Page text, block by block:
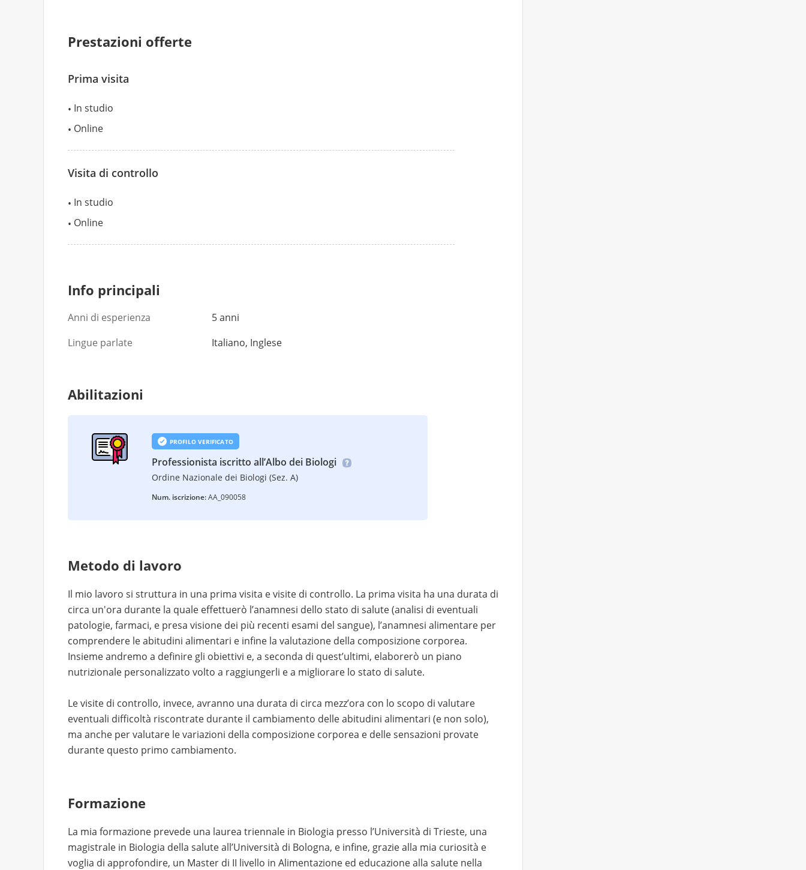
Prestazioni offerte
Prima visita
In studio
Online
Visita di controllo
In studio
Online
Info principali
Anni di esperienza
5 anni
Lingue parlate
Italiano, Inglese
Abilitazioni
PROFILO VERIFICATO
Professionista iscritto all’Albo dei Biologi
Ordine Nazionale dei Biologi (Sez. A)
Num. iscrizione:AA_090058
Metodo di lavoro
Il mio lavoro si struttura in una prima visita e visite di controllo. La prima visita ha una durata di
circa un'ora durante la quale effettuerò l’anamnesi dello stato di salute (analisi di eventuali
patologie, farmaci, e presa visione dei più recenti esami del sangue), l’anamnesi alimentare per
comprendere le abitudini alimentari e infine la valutazione della composizione corporea.
Insieme andremo a definire gli obiettivi e, a seconda di quest’ultimi, elaborerò un piano
nutrizionale personalizzato volto a raggiungerli e a migliorare lo stato di salute.
Le visite di controllo, invece, avranno una durata di circa mezz’ora con lo scopo di valutare
eventuali difficoltà riscontrate durante il cambiamento delle abitudini alimentari (e non solo),
ma anche per valutare le variazioni della composizione corporea e delle sensazioni provate
durante questo primo cambiamento.
Formazione
La mia formazione prevede una laurea triennale in Biologia presso l’Università di Trieste, una
magistrale in Biologia della salute all’Università di Bologna, e infine, grazie alla mia curiosità e
voglia di approfondire, un Master di II livello in Alimentazione ed educazione alla salute nella